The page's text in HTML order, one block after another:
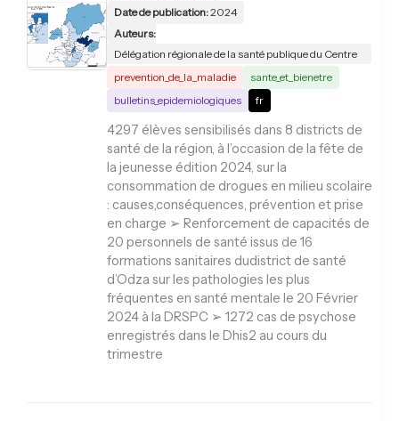
Date de publication:2024
Auteurs:
Délégation régionale de la santé publique du Centre
prevention_de_la_maladie
sante_et_bienetre
bulletins_epidemiologiques
fr
4297 élèves sensibilisés dans 8 districts de
santé de la région, à l’occasion de la fête de
la jeunesse édition 2024, sur la
consommation de drogues en milieu scolaire
: causes,conséquences, prévention et prise
en charge ➢ Renforcement de capacités de
20 personnels de santé issus de 16
formations sanitaires dudistrict de santé
d’Odza sur les pathologies les plus
fréquentes en santé mentale le 20 Février
2024 à la DRSPC ➢ 1272 cas de psychose
enregistrés dans le Dhis2 au cours du
trimestre